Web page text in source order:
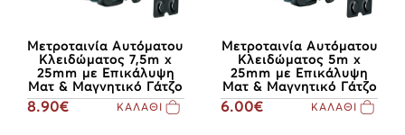
Μετροταινία Αυτόματου
Κλειδώματος 7,5m x
25mm με Επικάλυψη
Ματ & Μαγνητικό Γάτζο
8.90€ ΚΑΛΑΘΙ
Μετροταινία Αυτόματου
Κλειδώματος 5m x
25mm με Επικάλυψη
Ματ & Μαγνητικό Γάτζο
6.00€ ΚΑΛΑΘΙ